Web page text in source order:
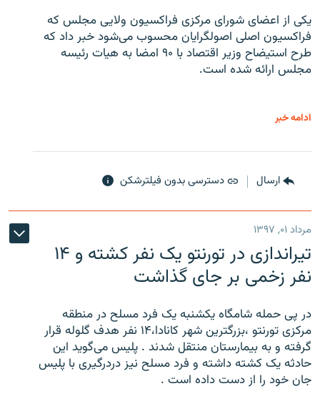
یکی از اعضای شورای مرکزی فراکسیون ولایی مجلس که
فراکسیون اصلی اصولگرایان محسوب می‌شود خبر داد که
طرح استیضاح وزیر اقتصاد با ۹۰ امضا به هیات رئیسه
مجلس ارائه شده است.
ادامه خبر
ارسال دسترسی بدون فیلترشکن
مرداد ۰۱, ۱۳۹۷
تیراندازی در تورنتو یک نفر کشته و ۱۴
نفر زخمی بر جای گذاشت
در پی حمله شامگاه یکشنبه یک فرد مسلح در منطقه
مرکزی تورنتو ،‌بزرگترین شهر کانادا،۱۴ نفر هدف گلوله قرار
گرفته و به بیمارستان منتقل شدند . پلیس می‌گوید این
حادثه یک کشته داشته و فرد مسلح نیز دردرگیری با پلیس
جان خود را از دست داده است .